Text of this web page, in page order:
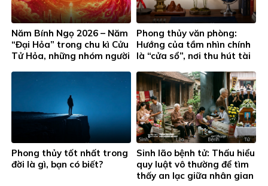
Năm Bính Ngọ 2026 – Năm
“Đại Hỏa” trong chu kì Cửu
Tử Hỏa, những nhóm người
Phong thủy văn phòng:
Hướng của tầm nhìn chính
là “cửa sổ”, nơi thu hút tài
Phong thủy tốt nhất trong
đời là gì, bạn có biết?
Sinh lão bệnh tử: Thấu hiểu
quy luật vô thường để tìm
thấy an lạc giữa nhân gian